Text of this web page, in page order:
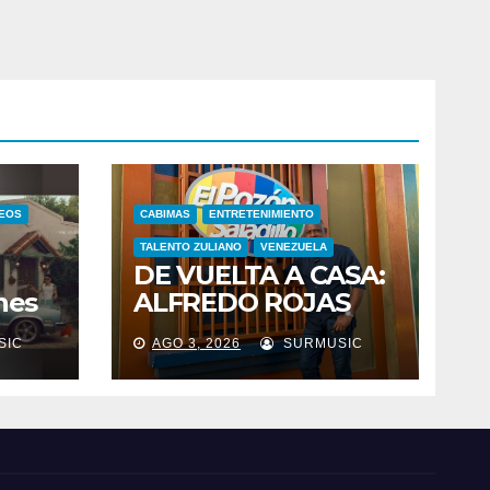
CABIMAS ENTRETENIMIENTO
TALENTO ZULIANO VENEZUELA
DE VUELTA A CASA:
ALFREDO ROJAS
CELEBRA ESTE 2 DE
AGOSTO SUS 46
AÑOS DE
EL
AGO 3, 2026 SURMUSIC